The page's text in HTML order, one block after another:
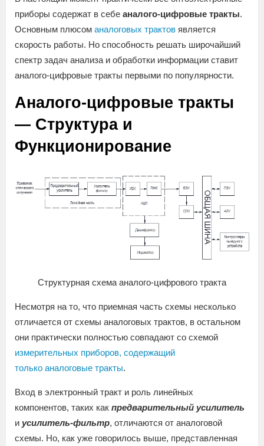
приборы содержат в себе аналого-цифровые тракты.
Основным плюсом аналоговых трактов является
скорость работы. Но способность решать широчайший
спектр задач анализа и обработки информации ставит
аналого-цифровые тракты первыми по популярности.
Аналого-цифровые тракты
— Структура и
Функционирование
Структурная схема аналого-цифрового тракта
Несмотря на то, что приемная часть схемы несколько
отличается от схемы аналоговых трактов, в остальном
они практически полностью совпадают со схемой
измерительных приборов, содержащий
только аналоговые тракты.
Вход в электронный тракт и роль линейных
компонентов, таких как предварительный усилитель
и усилитель-фильтр, отличаются от аналоговой
схемы. Но, как уже говорилось выше, представленная